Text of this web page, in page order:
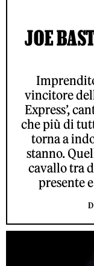
JOE
vincitore
Express’,
che più di
torna a
stanno.
cavallo tra
presente